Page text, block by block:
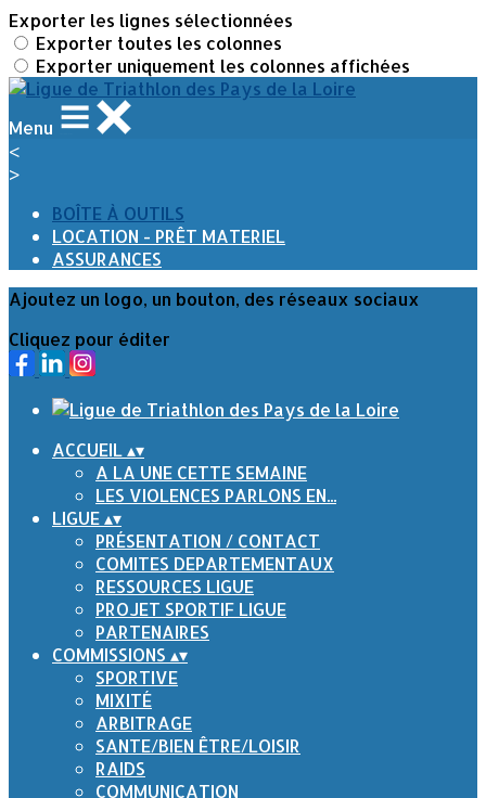
Exporter les lignes sélectionnées
Exporter toutes les colonnes
Exporter uniquement les colonnes affichées
Menu
<
>
BOÎTE À OUTILS
LOCATION - PRÊT MATERIEL
ASSURANCES
Ajoutez un logo, un bouton, des réseaux sociaux
Cliquez pour éditer
ACCUEIL▴▾
A LA UNE CETTE SEMAINE
LES VIOLENCES PARLONS EN...
LIGUE▴▾
PRÉSENTATION / CONTACT
COMITES DEPARTEMENTAUX
RESSOURCES LIGUE
PROJET SPORTIF LIGUE
PARTENAIRES
COMMISSIONS ▴▾
SPORTIVE
MIXITÉ
ARBITRAGE
SANTE/BIEN ÊTRE/LOISIR
RAIDS
COMMUNICATION